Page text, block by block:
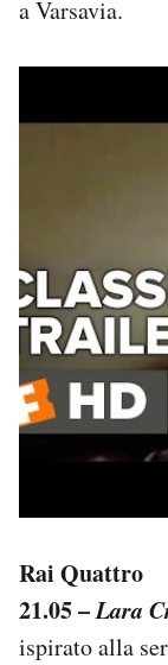
a Varsavia.
Rai Quattro
21.05 –Lara
ispirato alla